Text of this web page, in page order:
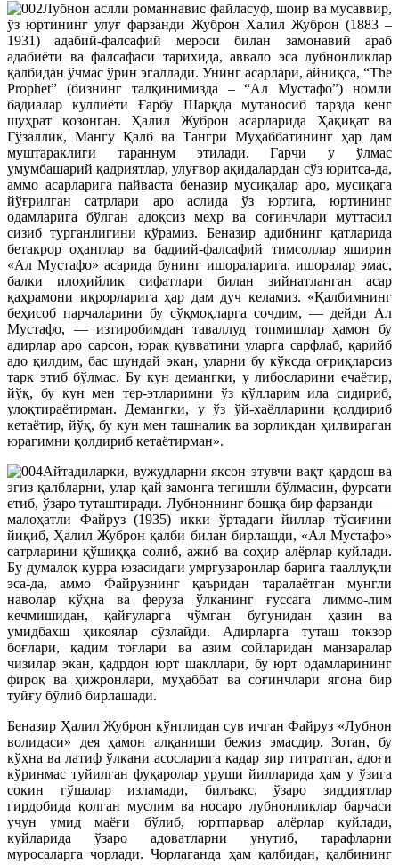
Лубнон аслли романнавис файласуф, шоир ва мусаввир,
ўз юртининг улуғ фарзанди Жуброн Халил Жуброн (1883 –
1931) адабий-фалсафий мероси билан замонавий араб
адабиёти ва фалсафаси тарихида, аввало эса лубнонликлар
қалбидан ўчмас ўрин эгаллади. Унинг асарлари, айниқса, “The
Prophet” (бизнинг талқинимизда – “Ал Мустафо”) номли
бадиалар куллиёти Ғарбу Шарқда мутаносиб тарзда кенг
шуҳрат қозонган. Ҳалил Жуброн асарларида Ҳақиқат ва
Гўзаллик, Мангу Қалб ва Тангри Муҳаббатининг ҳар дам
муштараклиги тараннум этилади. Гарчи у ўлмас
умумбашарий қадриятлар, улуғвор ақидалардан сўз юритса-да,
аммо асарларига пайваста беназир мусиқалар аро, мусиқага
йўғрилган сатрлари аро аслида ўз юртига, юртининг
одамларига бўлган адоқсиз меҳр ва соғинчлари муттасил
сизиб турганлигини кўрамиз. Беназир адибнинг қатларида
бетакрор оҳанглар ва бадиий-фалсафий тимсоллар яширин
«Ал Мустафо» асарида бунинг ишораларига, ишоралар эмас,
балки илоҳийлик сифатлари билан зийнатланган асар
қаҳрамони иқрорларига ҳар дам дуч келамиз. «Қалбимнинг
беҳисоб парчаларини бу сўқмоқларга сочдим, — дейди Ал
Мустафо, — изтиробимдан таваллуд топмишлар ҳамон бу
адирлар аро сарсон, юрак қувватини уларга сарфлаб, қарийб
адо қилдим, бас шундай экан, уларни бу кўксда оғриқларсиз
тарк этиб бўлмас. Бу кун демангки, у либосларини ечаётир,
йўқ, бу кун мен тер-этларимни ўз қўлларим ила сидириб,
улоқтираётирман. Демангки, у ўз ўй-хаёлларини қолдириб
кетаётир, йўқ, бу кун мен ташналик ва зорликдан ҳилвираган
юрагимни қолдириб кетаётирман».
Айтадиларки, вужудларни яксон этувчи вақт қардош ва
эгиз қалбларни, улар қай замонга тегишли бўлмасин, фурсати
етиб, ўзаро туташтиради. Лубноннинг бошқа бир фарзанди —
малоҳатли Файруз (1935) икки ўртадаги йиллар тўсиғини
йиқиб, Ҳалил Жуброн қалби билан бирлашди, «Ал Мустафо»
сатрларини қўшиққа солиб, ажиб ва соҳир алёрлар куйлади.
Бу думалоқ курра юзасидаги умргузаронлар барига тааллуқли
эса-да, аммо Файрузнинг қаъридан таралаётган мунгли
наволар кўҳна ва феруза ўлканинг ғуссага лиммо-лим
кечмишидан, қайғуларга чўмган бугунидан ҳазин ва
умидбахш ҳикоялар сўзлайди. Адирларга туташ токзор
боғлари, қадим тоғлари ва азим сойларидан манзаралар
чизилар экан, қадрдон юрт шакллари, бу юрт одамларининг
фироқ ва ҳижронлари, муҳаббат ва соғинчлари ягона бир
туйғу бўлиб бирлашади.
Беназир Ҳалил Жуброн кўнглидан сув ичган Файруз «Лубнон
волидаси» дея ҳамон алқаниши бежиз эмасдир. Зотан, бу
кўҳна ва латиф ўлкани асосларига қадар зир титратган, адоғи
кўринмас туйилган фуқаролар уруши йилларида ҳам у ўзига
сокин гўшалар изламади, билъакс, ўзаро зиддиятлар
гирдобида қолган муслим ва носаро лубнонликлар барчаси
учун умид маёғи бўлиб, юртпарвар алёрлар куйлади,
куйларида ўзаро адоватларни унутиб, тарафларни
муросаларга чорлади. Чорлаганда ҳам қалбидан, қалбининг